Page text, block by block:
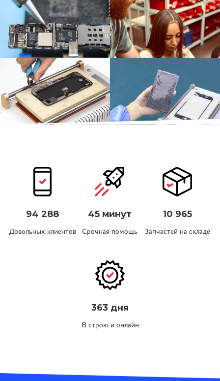
94 288
Довольных клиентов
45 минут
Срочная помощь
10 965
Запчастей на складе
363 дня
В строю и онлайн